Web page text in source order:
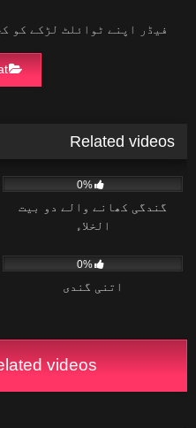
فیڈر اپنے ٹوائلٹ لڑکے کو
Related videos
0%
گندگی کھانے والے دو بیت
الخلاء
0%
اتنی گندی
videos